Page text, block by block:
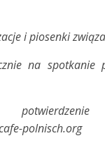
i piosenki
na spotkanie
polnisch.org